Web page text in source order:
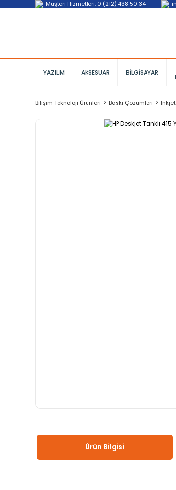
Müşteri Hizmetleri: 0 (212) 438 50 34
YAZILIM AKSESUAR BILGISAYAR
Bilişim Teknoloji Ürünleri Baskı Çözümleri Inkjet
Ürün Bilgisi